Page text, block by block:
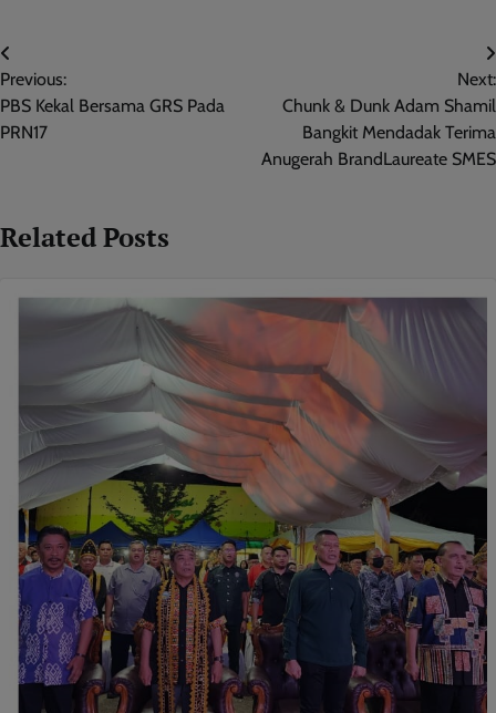
Post
navigation
Previous:
PBS Kekal Bersama GRS Pada
PRN17
Next:
Chunk & Dunk Adam Shamil
Bangkit Mendadak Terima
Anugerah BrandLaureate SMES
Related Posts